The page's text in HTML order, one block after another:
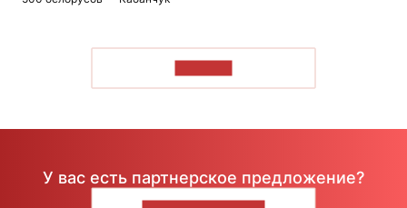
У вас есть партнерское предложение?